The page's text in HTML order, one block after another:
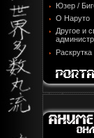
Юзер /
О Наруто
Другое и